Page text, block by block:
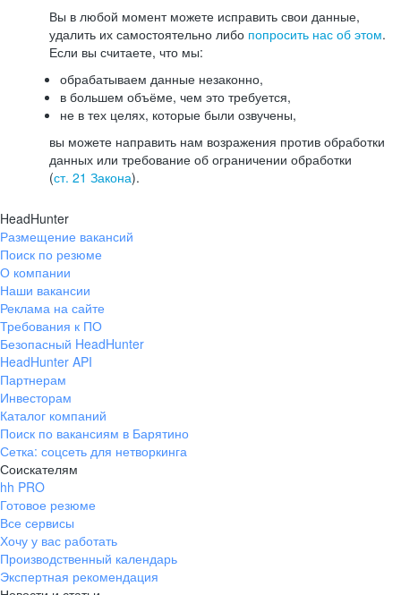
Вы в любой момент можете исправить свои данные,
удалить их самостоятельно либо попросить нас об этом.
Если вы считаете, что мы:
обрабатываем данные незаконно,
в большем объёме, чем это требуется,
не в тех целях, которые были озвучены,
вы можете направить нам возражения против обработки
данных или требование об ограничении обработки
(ст. 21 Закона).
HeadHunter
Размещение вакансий
Поиск по резюме
О компании
Наши вакансии
Реклама на сайте
Требования к ПО
Безопасный HeadHunter
HeadHunter API
Партнерам
Инвесторам
Каталог компаний
Поиск по вакансиям в Барятино
Сетка: соцсеть для нетворкинга
Соискателям
hh PRO
Готовое резюме
Все сервисы
Хочу у вас работать
Производственный календарь
Экспертная рекомендация